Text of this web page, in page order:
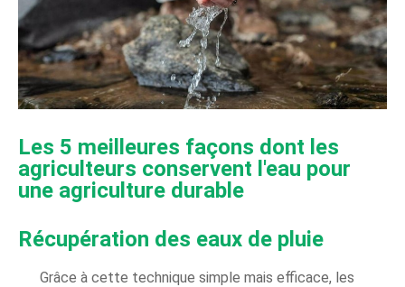
Les 5 meilleures façons dont les
agriculteurs conservent l'eau pour
une agriculture durable
Récupération des eaux de pluie
Grâce à cette technique simple mais efficace, les